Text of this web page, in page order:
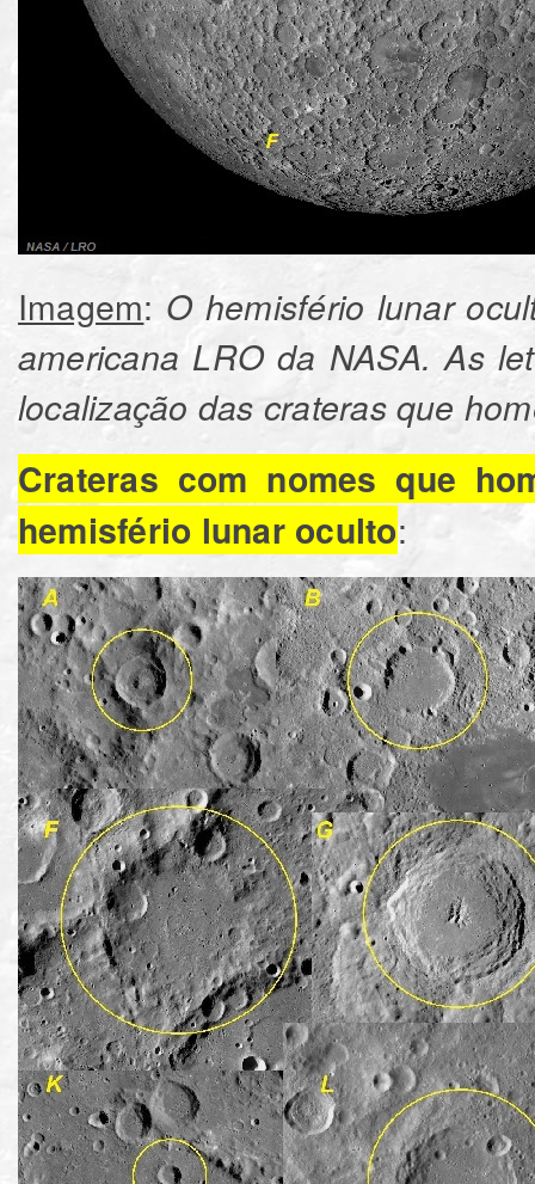
Imagem: O hemisfério lunar
americana LRO da NASA. As
localização das crateras que
Crateras com nomes que
hemisfério lunar oculto: